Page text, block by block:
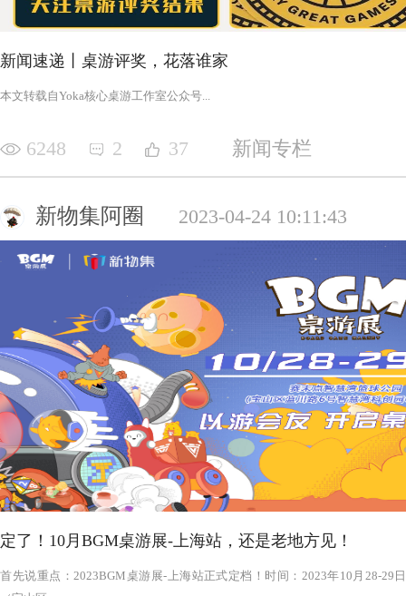
新闻速递丨桌游评奖，花落谁家
‍‍‍‍‍‍‍‍‍‍‍‍‍‍‍‍‍‍‍‍本文转载自Yoka核心桌游工作室公众号‍‍‍...
6248 2 37 新闻专栏
新物集阿圈 2023-04-24 10:11:43
定了！10月BGM桌游展-上海站，还是老地方见！
首先说重点：2023BGM桌游展-上海站正式定档！时间：2023年10月28-29